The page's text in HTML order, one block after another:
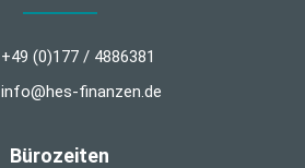
+49 (0)177 / 4886381
info@hes-finanzen.de
Bürozeiten